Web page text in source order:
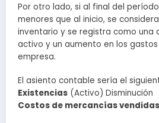
Por otro lado, si al final del
menores que al inicio, se
inventario y se registra como una
activo y un aumento en los
empresa.
El asiento contable sería el
Existencias (Activo) Disminución
Costos de mercancías vendidas